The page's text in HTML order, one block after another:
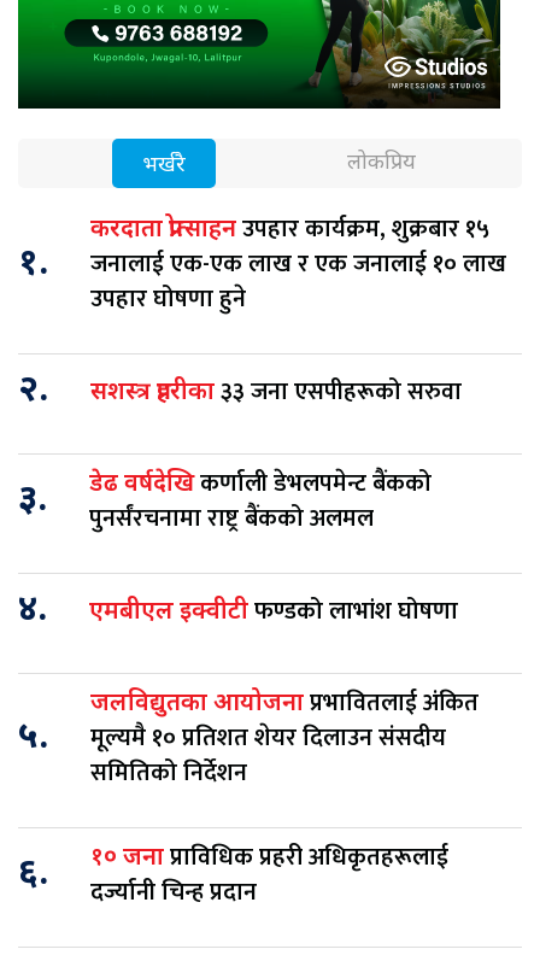
भर्खरै लोकप्रिय
१.
करदाता प्रोत्साहनउपहार कार्यक्रम, शुक्रबार १५
जनालाई एक-एक लाख र एक जनालाई १० लाख
उपहार घोषणा हुने
२. सशस्त्र प्रहरीका३३ जना एसपीहरूको सरुवा
३. डेढ वर्षदेखिकर्णाली डेभलपमेन्ट बैंकको
पुनर्संरचनामा राष्ट्र बैंकको अलमल
४. एमबीएल इक्वीटीफण्डको लाभांश घोषणा
५.
जलविद्युतका आयोजनाप्रभावितलाई अंकित
मूल्यमै १० प्रतिशत शेयर दिलाउन संसदीय
समितिको निर्देशन
६. १० जनाप्राविधिक प्रहरी अधिकृतहरूलाई
दर्ज्यानी चिन्ह प्रदान